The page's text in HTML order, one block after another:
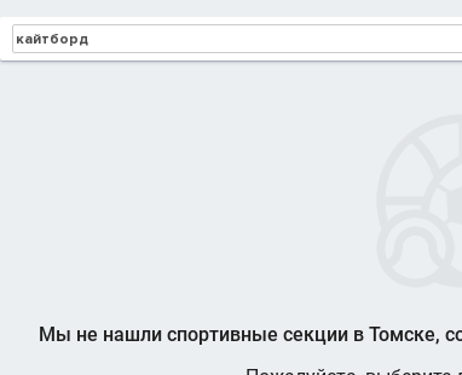
Мы не нашли спортивные секции в Томске,